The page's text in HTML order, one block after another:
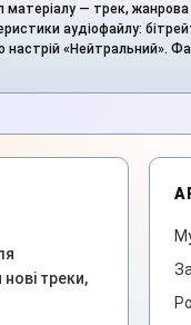
матеріалу — трек, жанрова
аудіофайлу:
настрій «Нейтральний».
нові треки,